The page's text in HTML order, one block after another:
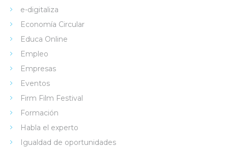
e-digitaliza
Economía Circular
Educa Online
Empleo
Empresas
Eventos
Firm Film Festival
Formación
Habla el experto
Igualdad de oportunidades